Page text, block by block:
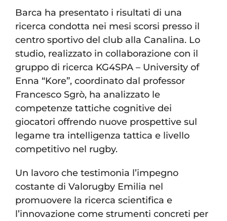
Barca ha presentato i risultati di una
ricerca condotta nei mesi scorsi presso il
centro sportivo del club alla Canalina. Lo
studio, realizzato in collaborazione con il
gruppo di ricerca KG4SPA – University of
Enna “Kore”, coordinato dal professor
Francesco Sgrò, ha analizzato le
competenze tattiche cognitive dei
giocatori offrendo nuove prospettive sul
legame tra intelligenza tattica e livello
competitivo nel rugby.
Un lavoro che testimonia l’impegno
costante di Valorugby Emilia nel
promuovere la ricerca scientifica e
l’innovazione come strumenti concreti per